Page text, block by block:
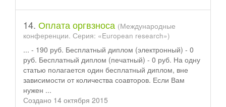
14. Оплата оргвзноса (Международные
конференции. Серия: «European research»)
... - 190 руб. Бесплатный диплом (электронный) - 0
руб. Бесплатный диплом (печатный) - 0 руб. На одну
статью полагается один бесплатный диплом, вне
зависимости от количества соавторов. Если Вам
нужен ...
Создано 14 октября 2015